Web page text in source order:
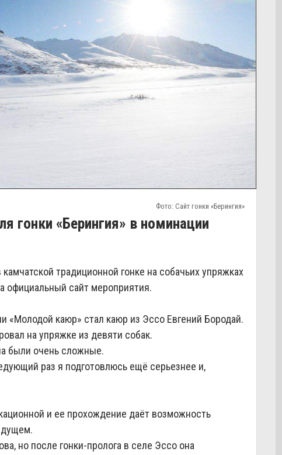
Фото: Сайт гонки «Берингия»
гонки «Берингия» в номинации
традиционной гонке на собачьих упряжках
официальный сайт мероприятия.
каюр» стал каюр из Эссо Евгений Бородай.
на упряжке из девяти собак.
были очень сложные.
раз я подготовлюсь ещё серьезнее и,
и ее прохождение даёт возможность
но после гонки-пролога в селе Эссо она